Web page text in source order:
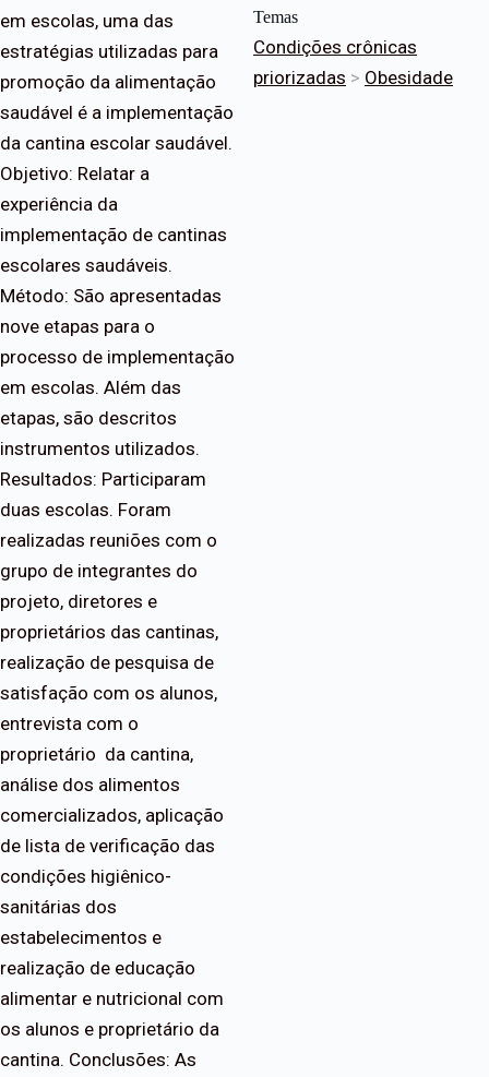
em escolas, uma das
estratégias utilizadas para
promoção da alimentação
saudável é a implementação
da cantina escolar saudável.
Objetivo: Relatar a
experiência da
implementação de cantinas
escolares saudáveis.
Método: São apresentadas
nove etapas para o
processo de implementação
em escolas. Além das
etapas, são descritos
instrumentos utilizados.
Resultados: Participaram
duas escolas. Foram
realizadas reuniões com o
grupo de integrantes do
projeto, diretores e
proprietários das cantinas,
realização de pesquisa de
satisfação com os alunos,
entrevista com o
proprietário da cantina,
análise dos alimentos
comercializados, aplicação
de lista de verificação das
condições higiênico-
sanitárias dos
estabelecimentos e
realização de educação
alimentar e nutricional com
os alunos e proprietário da
cantina. Conclusões: As
Temas
Condições crônicas
priorizadas > Obesidade